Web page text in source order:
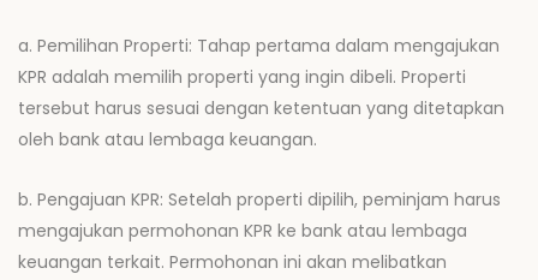
a. Pemilihan Properti: Tahap pertama dalam mengajukan
KPR adalah memilih properti yang ingin dibeli. Properti
tersebut harus sesuai dengan ketentuan yang ditetapkan
oleh bank atau lembaga keuangan.
b. Pengajuan KPR: Setelah properti dipilih, peminjam harus
mengajukan permohonan KPR ke bank atau lembaga
keuangan terkait. Permohonan ini akan melibatkan